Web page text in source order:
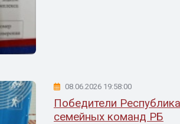
08.06.2026 19:58:00
Победители
семейных команд РБ